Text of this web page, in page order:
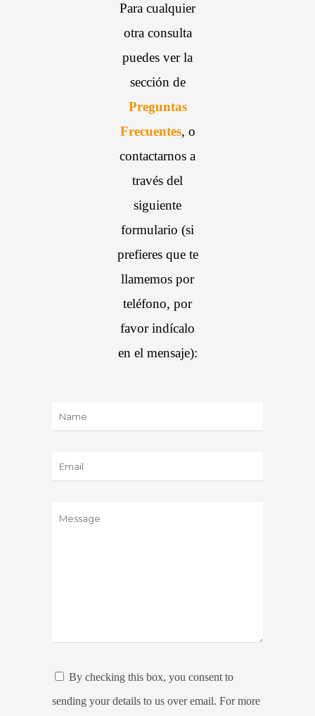
Para cualquier
otra consulta
puedes ver la
sección de
Preguntas
Frecuentes, o
contactarnos a
través del
siguiente
formulario (si
prefieres que te
llamemos por
teléfono, por
favor indícalo
en el mensaje):
By checking this box, you consent to
sending your details to us over email. For more